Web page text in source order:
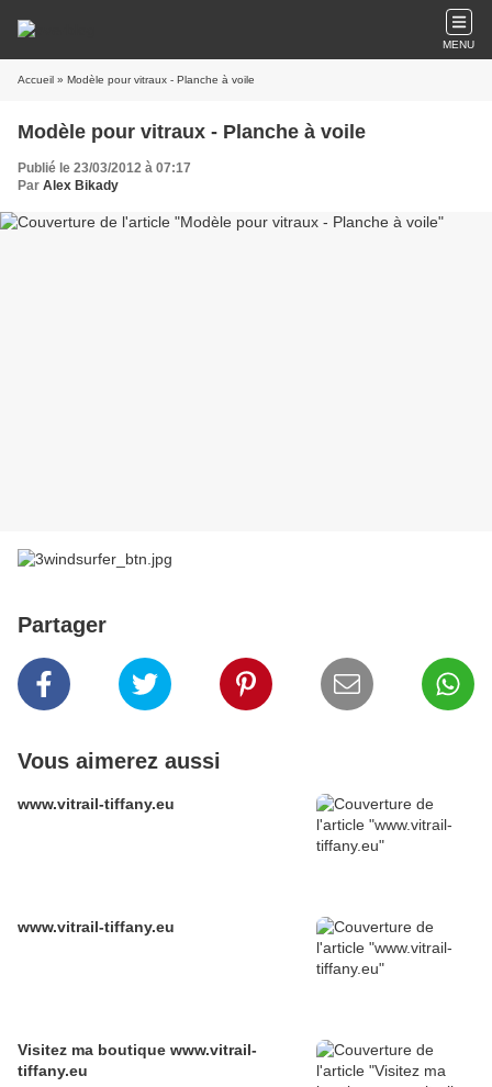
MENU
Accueil » Modèle pour vitraux - Planche à voile
Modèle pour vitraux - Planche à voile
Publié le 23/03/2012 à 07:17
Par Alex Bikady
Partager
Vous aimerez aussi
www.vitrail-tiffany.eu
www.vitrail-tiffany.eu
Visitez ma boutique www.vitrail-
tiffany.eu